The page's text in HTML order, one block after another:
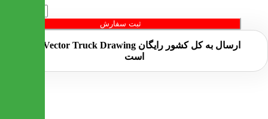
ثبت سفارش
ارسال به کل کشور رایگان
است